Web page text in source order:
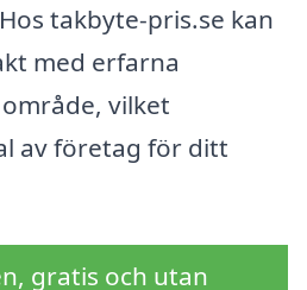
takbyte-pris.se kan
med erfarna
vilket
av företag för ditt
gratis och utan